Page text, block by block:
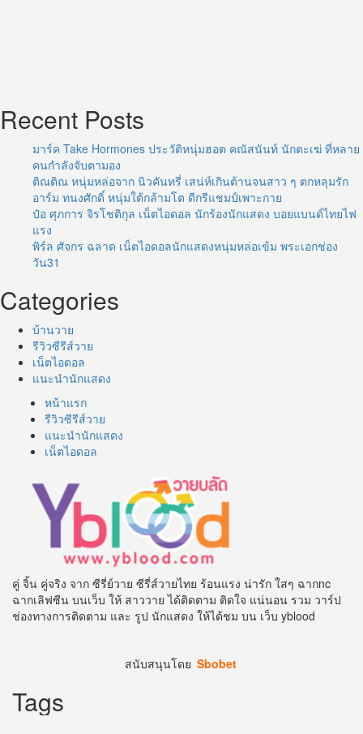
Recent Posts
มาร์ค Take Hormones ประวัติหนุ่มฮอต คณัสนันท์ นักตะเฆ่ ที่หลาย
คนกำลังจับตามอง
ติณติณ หนุ่มหล่อจาก นิวคันทรี่ เสน่ห์เกินต้านจนสาว ๆ ตกหลุมรัก
อาร์ม ทนงศักดิ์ หนุ่มใต้กล้ามโต ดีกรีแชมป์เพาะกาย
ป๋อ ศุภการ จิรโชติกุล เน็ตไอดอล นักร้องนักแสดง บอยแบนด์ไทยไฟ
แรง
พิร์ล ศัจกร ฉลาด เน็ตไอดอลนักแสดงหนุ่มหล่อเข้ม พระเอกช่อง
วัน31
Categories
บ้านวาย
รีวิวซีรีส์วาย
เน็ตไอดอล
แนะนำนักแสดง
หน้าแรก
รีวิวซีรีส์วาย
แนะนำนักแสดง
เน็ตไอดอล
คู่ จิ้น คู่จริง จาก ซีรี่ย์วาย ซีรี่ส์วายไทย ร้อนแรง น่ารัก ใสๆ ฉากnc
ฉากเลิฟซีน บนเว็บ ให้ สาววาย ได้ติดตาม ติดใจ แน่นอน รวม วาร์ป
ช่องทางการติดตาม และ รูป นักแสดง ให้ได้ชม บน เว็บ yblood
สนับสนุนโดย Sbobet
Tags